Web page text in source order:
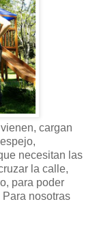
cargan
necesitan las
la calle,
para poder
nosotras